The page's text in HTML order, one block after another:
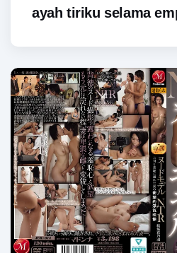
ayah tiriku selama